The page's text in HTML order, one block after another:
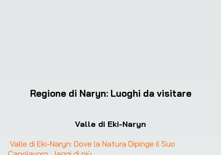
Regione di Naryn: Luoghi da visitare
Valle di Eki-Naryn
Valle di Eki-Naryn: Dove la Natura Dipinge il Suo